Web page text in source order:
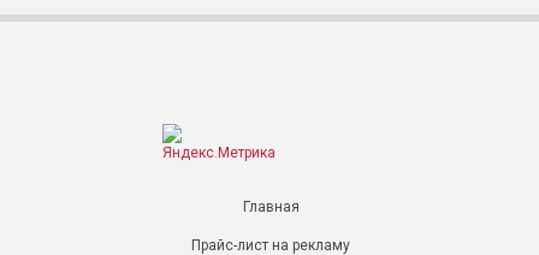
Главная
Прайс-лист на рекламу